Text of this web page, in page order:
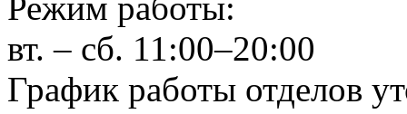
вт. – сб. 11:00–20:00
График работы отделов